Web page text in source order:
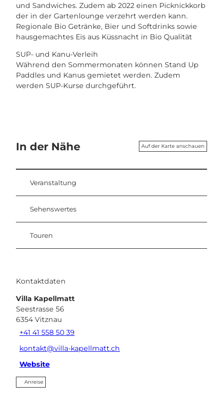
und Sandwiches. Zudem ab 2022 einen Picknickkorb
der in der Gartenlounge verzehrt werden kann.
Regionale Bio Getränke, Bier und Softdrinks sowie
hausgemachtes Eis aus Küssnacht in Bio Qualität
SUP- und Kanu-Verleih
Während den Sommermonaten können Stand Up
Paddles und Kanus gemietet werden. Zudem
werden SUP-Kurse durchgeführt.
In der Nähe Auf der Karte anschauen
Veranstaltung
Sehenswertes
Touren
Kontaktdaten
Villa Kapellmatt
Seestrasse 56
6354 Vitznau
+41 41 558 50 39
kontakt@villa-kapellmatt.ch
Website
Anreise